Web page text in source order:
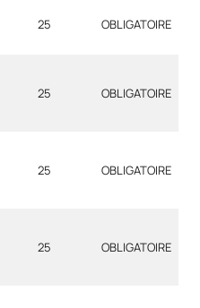
25 OBLIGATOIRE
25 OBLIGATOIRE
25 OBLIGATOIRE
25 OBLIGATOIRE